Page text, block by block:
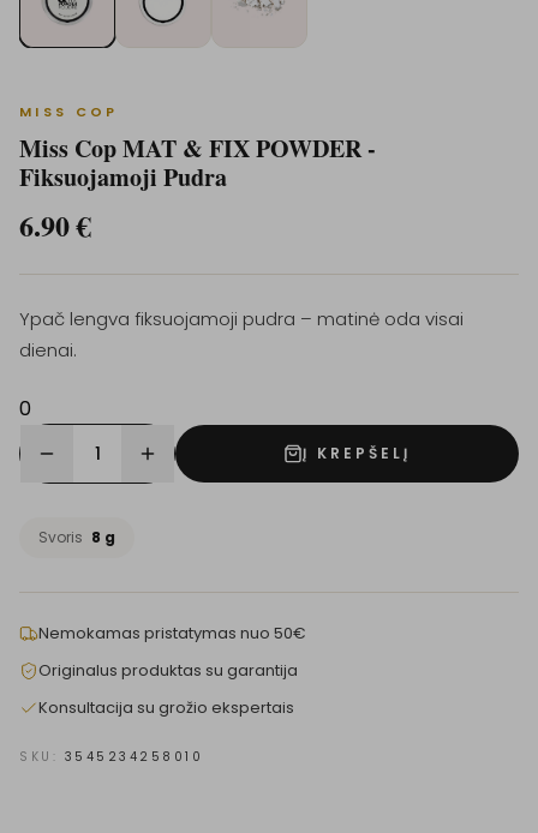
MISS COP
Miss Cop MAT & FIX POWDER -
Fiksuojamoji Pudra
6.90€
Ypač lengva fiksuojamoji pudra – matinė oda visai
dienai.
0
1 Į KREPŠELĮ
Svoris 8 g
Nemokamas pristatymas nuo 50€
Originalus produktas su garantija
Konsultacija su grožio ekspertais
SKU: 3545234258010